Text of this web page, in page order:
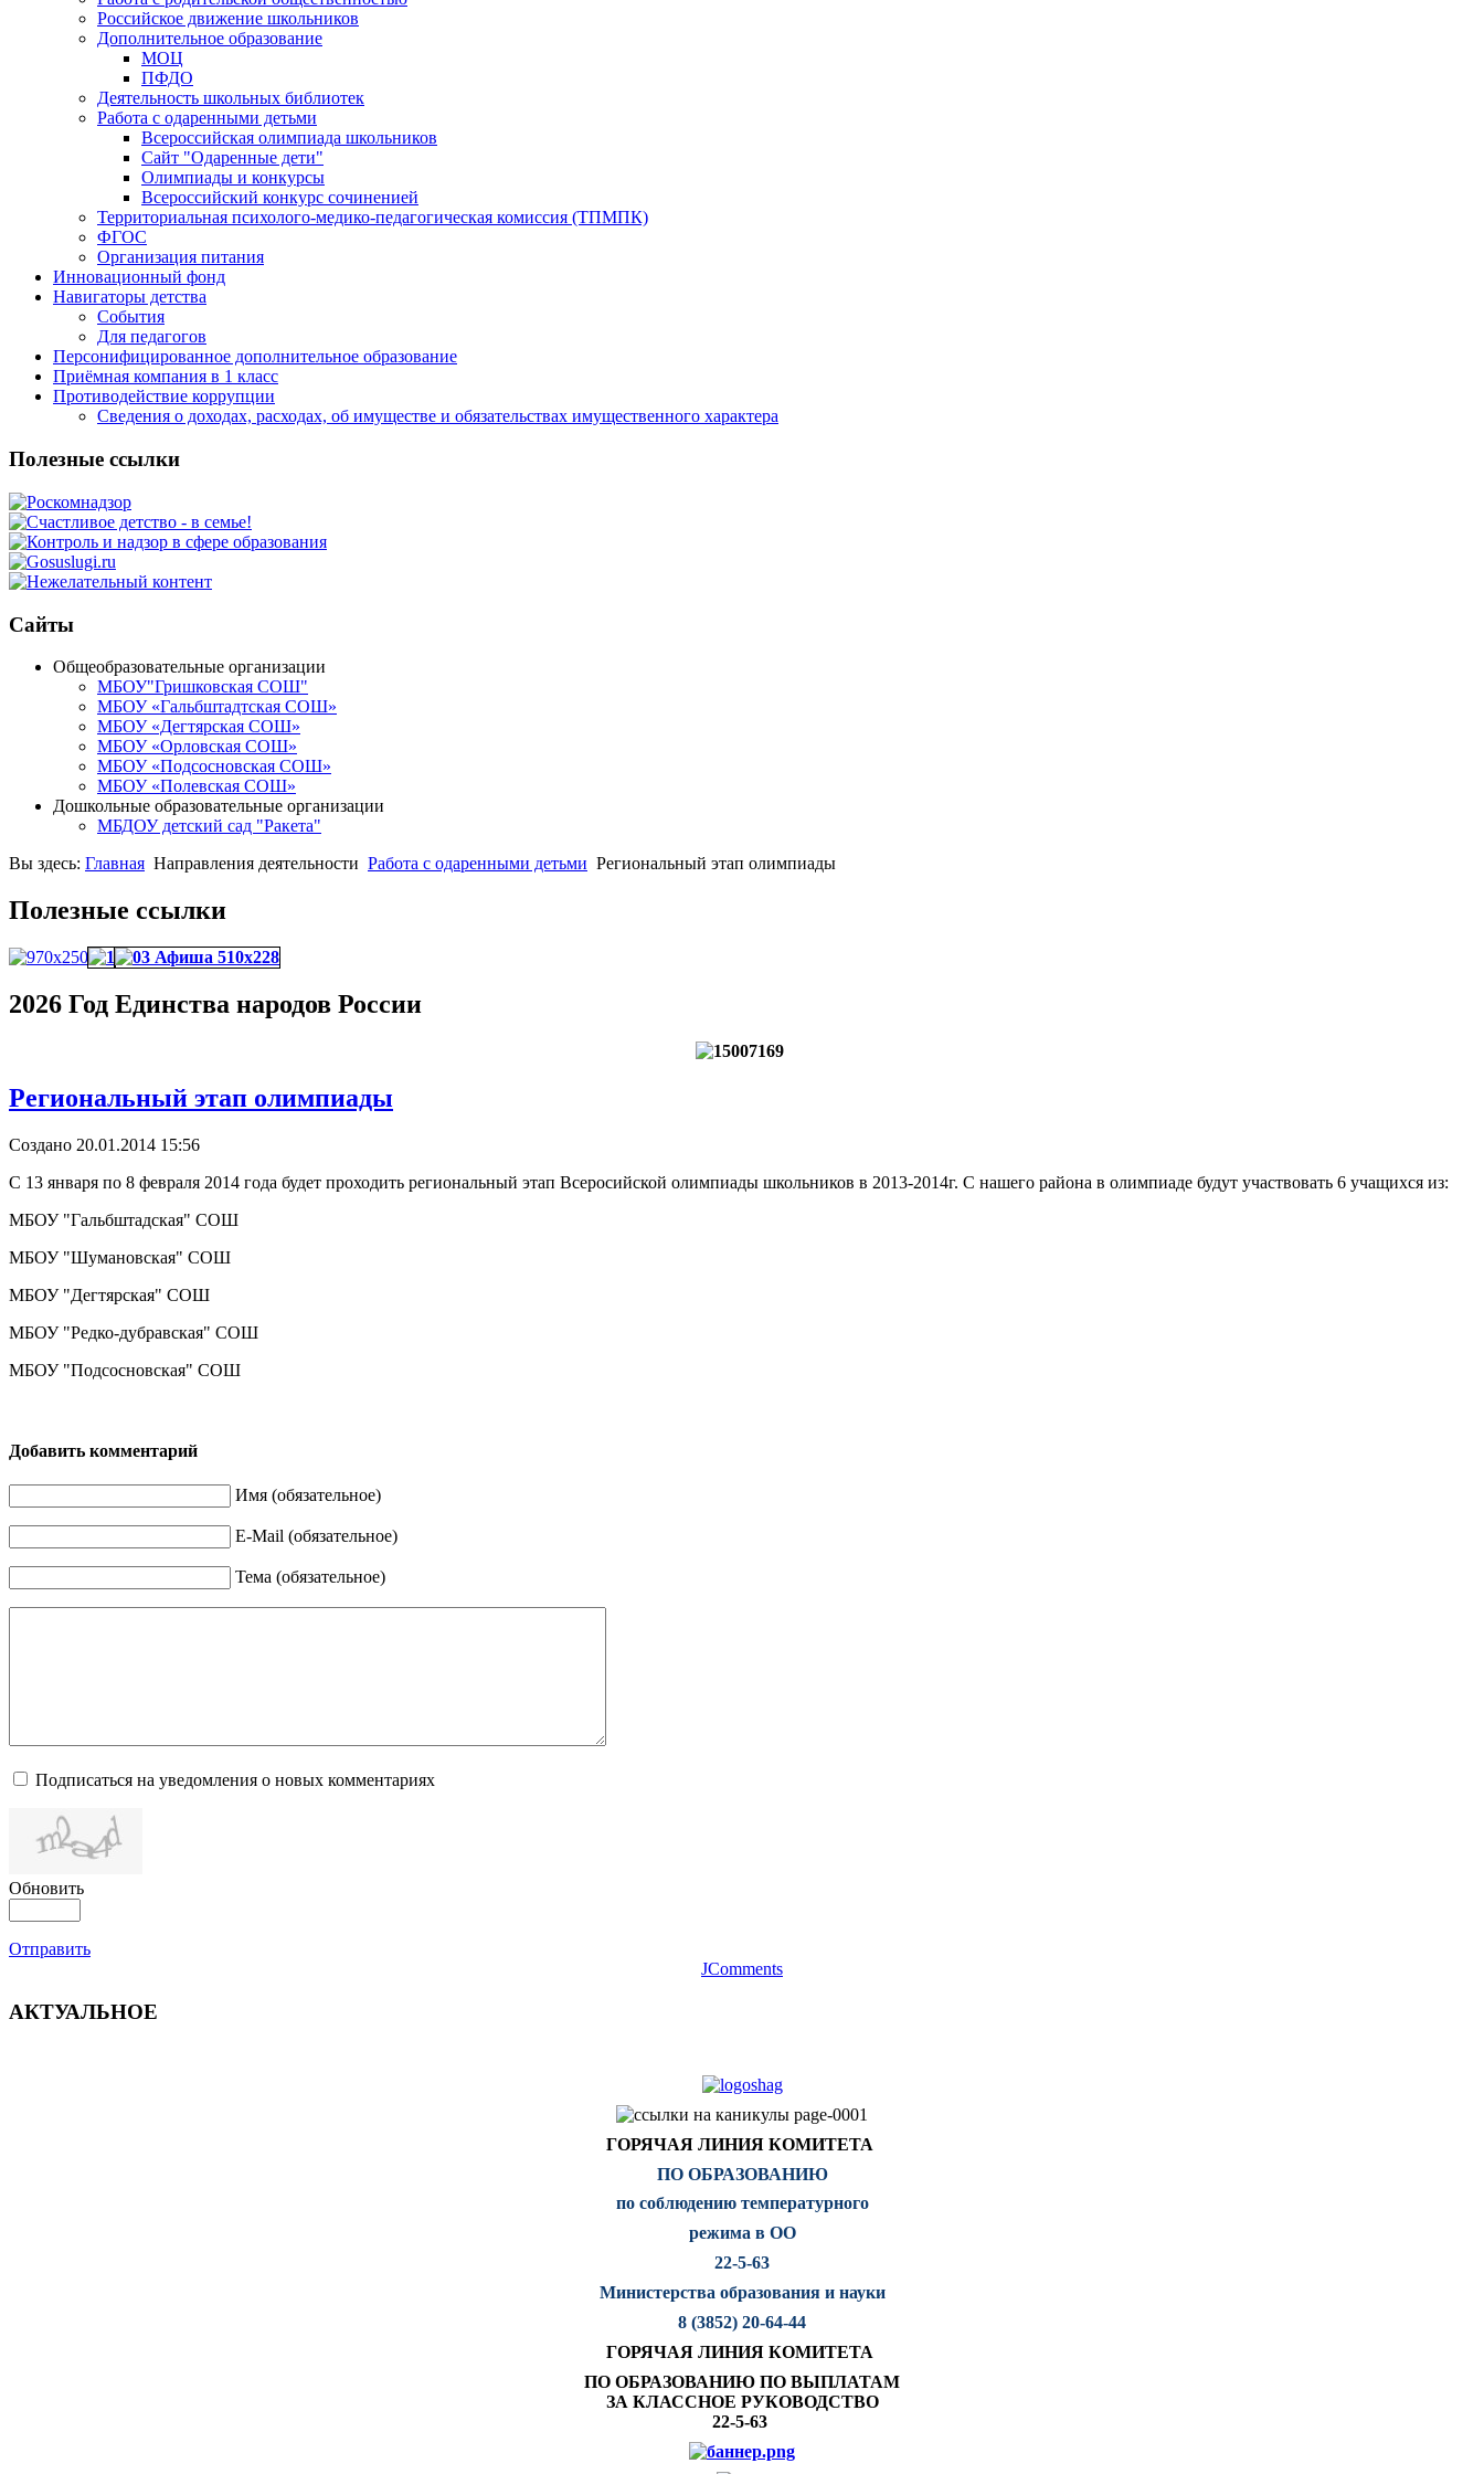
Российское движение школьников
Дополнительное образование
МОЦ
ПФДО
Деятельность школьных библиотек
Работа с одаренными детьми
Всероссийская олимпиада школьников
Сайт "Одаренные дети"
Олимпиады и конкурсы
Всероссийский конкурс сочиненией
Территориальная психолого-медико-педагогическая комиссия (ТПМПК)
ФГОС
Организация питания
Инновационный фонд
Навигаторы детства
События
Для педагогов
Персонифицированное дополнительное образование
Приёмная компания в 1 класс
Противодействие коррупции
Сведения о доходах, расходах, об имуществе и обязательствах имущественного характера
Полезные ссылки
Сайты
Общеобразовательные организации
МБОУ"Гришковская СОШ"
МБОУ «Гальбштадтская СОШ»
МБОУ «Дегтярская СОШ»
МБОУ «Орловская СОШ»
МБОУ «Подсосновская СОШ»
МБОУ «Полевская СОШ»
Дошкольные образовательные организации
МБДОУ детский сад "Ракета"
Вы здесь: Главная Направления деятельности Работа с одаренными детьми Региональный этап олимпиады
Полезные ссылки
2026 Год Единства народов России
Региональный этап олимпиады
Создано 20.01.2014 15:56
С 13 января по 8 февраля 2014 года будет проходить региональный этап Всеросийской олимпиады школьников в 2013-2014г. С нашего района в олимпиаде будут участвовать 6 учащихся из:
МБОУ "Гальбштадская" СОШ
МБОУ "Шумановская" СОШ
МБОУ "Дегтярская" СОШ
МБОУ "Редко-дубравская" СОШ
МБОУ "Подсосновская" СОШ
Добавить комментарий
Имя (обязательное)
E-Mail (обязательное)
Тема (обязательное)
Подписаться на уведомления о новых комментариях
Обновить
Отправить
JComments
АКТУАЛЬНОЕ
ГОРЯЧАЯ ЛИНИЯ КОМИТЕТА
ПО ОБРАЗОВАНИЮ
по соблюдению температурного
режима в ОО
22-5-63
Министерства образования и науки
8 (3852) 20-64-44
ГОРЯЧАЯ ЛИНИЯ КОМИТЕТА
ПО ОБРАЗОВАНИЮ ПО ВЫПЛАТАМ
ЗА КЛАССНОЕ РУКОВОДСТВО
22-5-63